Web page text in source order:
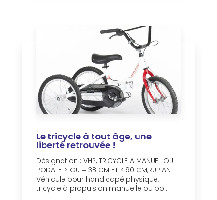
Le tricycle à tout âge, une
liberté retrouvée !
Désignation : VHP, TRICYCLE A MANUEL OU
PODALE, > OU = 38 CM ET < 90 CM,RUPIANI
Véhicule pour handicapé physique,
tricycle à propulsion manuelle ou po...